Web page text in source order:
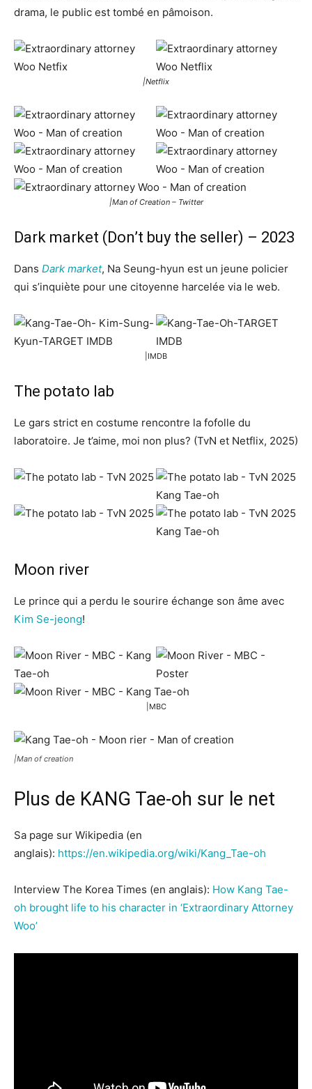
drama, le public est tombé en pâmoison.
|Netflix
|Man of Creation – Twitter
Dark market (Don’t buy the seller) – 2023
Dans Dark market, Na Seung-hyun est un jeune policier
qui s’inquiète pour une citoyenne harcelée via le web.
|IMDB
The potato lab
Le gars strict en costume rencontre la fofolle du
laboratoire. Je t’aime, moi non plus? (TvN et Netflix, 2025)
Moon river
Le prince qui a perdu le sourire échange son âme avec
Kim Se-jeong!
|MBC
|Man of creation
Plus de KANG Tae-oh sur le net
Sa page sur Wikipedia (en
anglais): https://en.wikipedia.org/wiki/Kang_Tae-oh
Interview The Korea Times (en anglais): How Kang Tae-
oh brought life to his character in ‘Extraordinary Attorney
Woo’